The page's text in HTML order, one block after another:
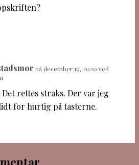
på december 19, 2020 ved
Det rettes straks. Der var jeg
for hurtig på tasterne.